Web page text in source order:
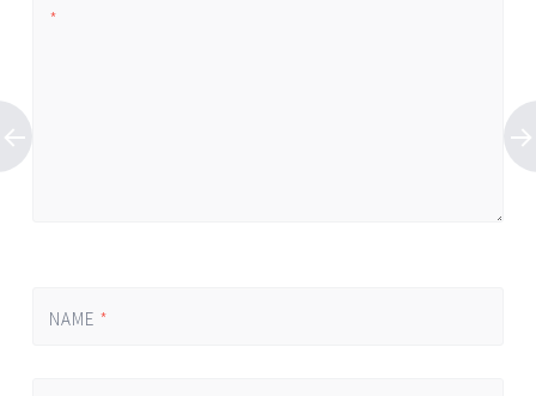
*
NAME *